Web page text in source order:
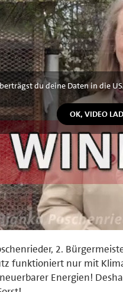
du deine Daten in die
2.
funktioniert nur mit
Energien!